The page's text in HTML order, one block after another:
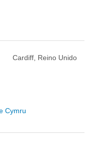
Cardiff, Reino Unido
Cymru